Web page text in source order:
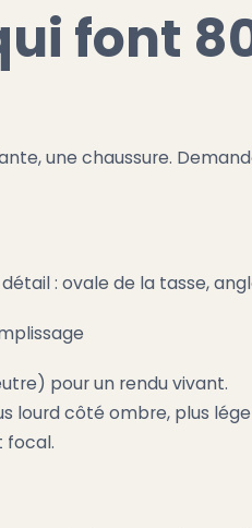
font
une chaussure.
: ovale de la tasse,
pour un rendu vivant.
lourd côté ombre, plus
focal.